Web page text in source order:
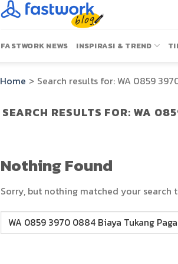
FASTWORK NEWS INSPIRASI & TREND
Home > Search results for:WA 0859
SEARCH RESULTS FOR:WA
Nothing Found
Sorry, but nothing matched your